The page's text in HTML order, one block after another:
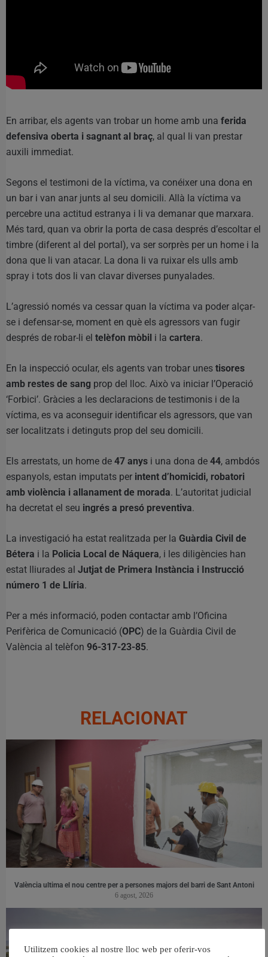
En arribar, els agents van trobar un home amb una ferida
defensiva oberta i sagnant al braç, al qual li van prestar
auxili immediat.
Segons el testimoni de la víctima, va conéixer una dona en
un bar i van anar junts al seu domicili. Allà la víctima va
percebre una actitud estranya i li va demanar que marxara.
Més tard, quan va obrir la porta de casa després d’escoltar el
timbre (diferent al del portal), va ser sorprès per un home i la
dona que li van atacar. La dona li va ruixar els ulls amb
spray i tots dos li van clavar diverses punyalades.
L’agressió només va cessar quan la víctima va poder alçar-
se i defensar-se, moment en què els agressors van fugir
després de robar-li el telèfon mòbil i la cartera.
En la inspecció ocular, els agents van trobar unes tisores
amb restes de sang prop del lloc. Això va iniciar l’Operació
‘Forbici’. Gràcies a les declaracions de testimonis i de la
víctima, es va aconseguir identificar els agressors, que van
ser localitzats i detinguts prop del seu domicili.
Els arrestats, un home de 47 anys i una dona de 44, ambdós
espanyols, estan imputats per intent d’homicidi, robatori
amb violència i allanament de morada. L’autoritat judicial
ha decretat el seu ingrés a presó preventiva.
La investigació ha estat realitzada per la Guàrdia Civil de
Bétera i la Policia Local de Náquera, i les diligències han
estat lliurades al Jutjat de Primera Instància i Instrucció
número 1 de Llíria.
Per a més informació, poden contactar amb l’Oficina
Perifèrica de Comunicació (OPC) de la Guàrdia Civil de
València al telèfon 96-317-23-85.
RELACIONAT
València ultima el nou centre per a persones majors del barri de Sant Antoni
6 agost, 2026
Utilitzem cookies al nostre lloc web per oferir-vos